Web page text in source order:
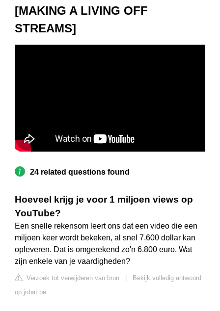
[MAKING A LIVING OFF
STREAMS]
24 related questions found
Hoeveel krijg je voor 1 miljoen views op
YouTube?
Een snelle rekensom leert ons dat een video die een
miljoen keer wordt bekeken, al snel 7.600 dollar kan
opleveren. Dat is omgerekend zo'n 6.800 euro. Wat
zijn enkele van je vaardigheden?
Verzoek tot verwijderen van bron
Bekijk volledig antwoord
op jobat.be